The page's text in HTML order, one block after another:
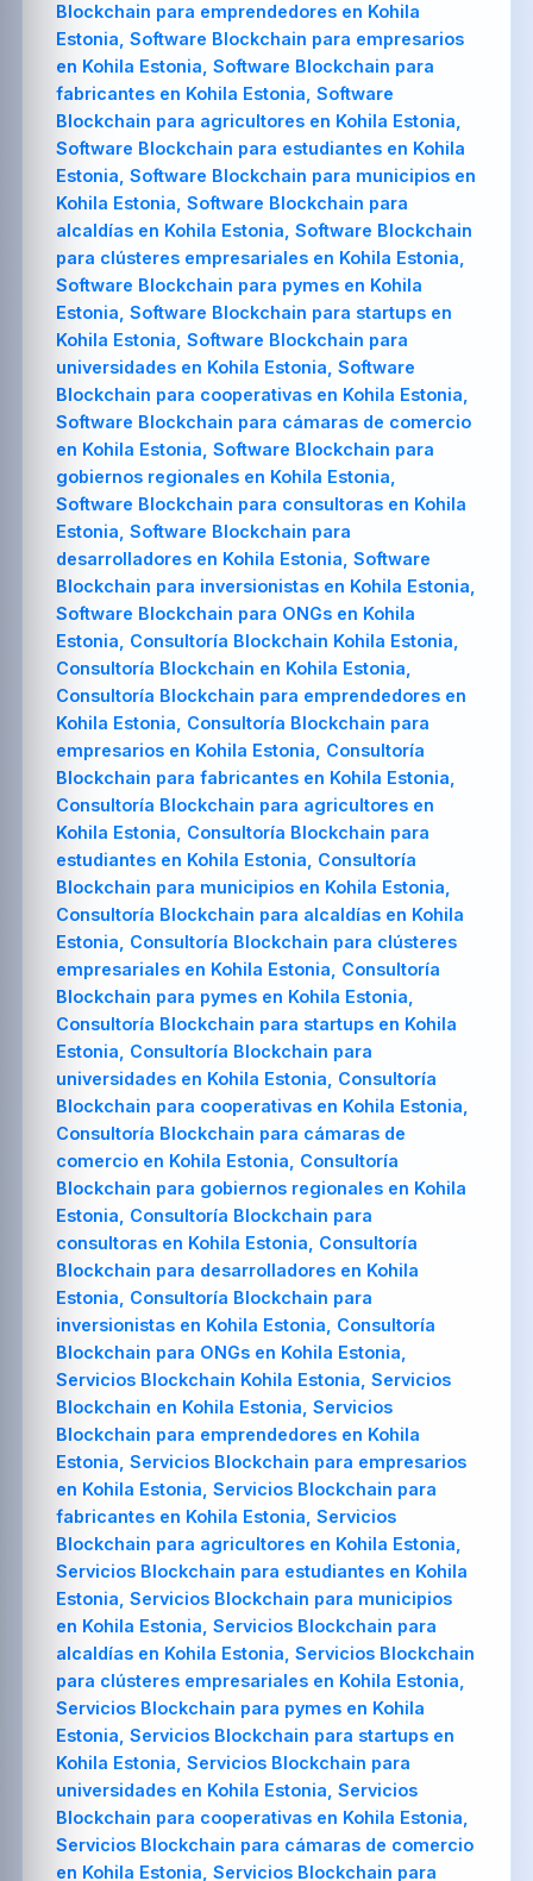
Blockchain para emprendedores en Kohila
Estonia, Software Blockchain para empresarios
en Kohila Estonia, Software Blockchain para
fabricantes en Kohila Estonia, Software
Blockchain para agricultores en Kohila Estonia,
Software Blockchain para estudiantes en Kohila
Estonia, Software Blockchain para municipios en
Kohila Estonia, Software Blockchain para
alcaldías en Kohila Estonia, Software Blockchain
para clústeres empresariales en Kohila Estonia,
Software Blockchain para pymes en Kohila
Estonia, Software Blockchain para startups en
Kohila Estonia, Software Blockchain para
universidades en Kohila Estonia, Software
Blockchain para cooperativas en Kohila Estonia,
Software Blockchain para cámaras de comercio
en Kohila Estonia, Software Blockchain para
gobiernos regionales en Kohila Estonia,
Software Blockchain para consultoras en Kohila
Estonia, Software Blockchain para
desarrolladores en Kohila Estonia, Software
Blockchain para inversionistas en Kohila Estonia,
Software Blockchain para ONGs en Kohila
Estonia, Consultoría Blockchain Kohila Estonia,
Consultoría Blockchain en Kohila Estonia,
Consultoría Blockchain para emprendedores en
Kohila Estonia, Consultoría Blockchain para
empresarios en Kohila Estonia, Consultoría
Blockchain para fabricantes en Kohila Estonia,
Consultoría Blockchain para agricultores en
Kohila Estonia, Consultoría Blockchain para
estudiantes en Kohila Estonia, Consultoría
Blockchain para municipios en Kohila Estonia,
Consultoría Blockchain para alcaldías en Kohila
Estonia, Consultoría Blockchain para clústeres
empresariales en Kohila Estonia, Consultoría
Blockchain para pymes en Kohila Estonia,
Consultoría Blockchain para startups en Kohila
Estonia, Consultoría Blockchain para
universidades en Kohila Estonia, Consultoría
Blockchain para cooperativas en Kohila Estonia,
Consultoría Blockchain para cámaras de
comercio en Kohila Estonia, Consultoría
Blockchain para gobiernos regionales en Kohila
Estonia, Consultoría Blockchain para
consultoras en Kohila Estonia, Consultoría
Blockchain para desarrolladores en Kohila
Estonia, Consultoría Blockchain para
inversionistas en Kohila Estonia, Consultoría
Blockchain para ONGs en Kohila Estonia,
Servicios Blockchain Kohila Estonia, Servicios
Blockchain en Kohila Estonia, Servicios
Blockchain para emprendedores en Kohila
Estonia, Servicios Blockchain para empresarios
en Kohila Estonia, Servicios Blockchain para
fabricantes en Kohila Estonia, Servicios
Blockchain para agricultores en Kohila Estonia,
Servicios Blockchain para estudiantes en Kohila
Estonia, Servicios Blockchain para municipios
en Kohila Estonia, Servicios Blockchain para
alcaldías en Kohila Estonia, Servicios Blockchain
para clústeres empresariales en Kohila Estonia,
Servicios Blockchain para pymes en Kohila
Estonia, Servicios Blockchain para startups en
Kohila Estonia, Servicios Blockchain para
universidades en Kohila Estonia, Servicios
Blockchain para cooperativas en Kohila Estonia,
Servicios Blockchain para cámaras de comercio
en Kohila Estonia, Servicios Blockchain para